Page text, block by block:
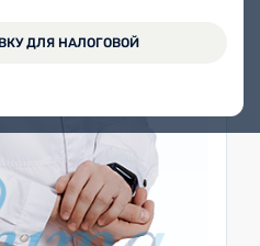
ДЛЯ НАЛОГОВОЙ